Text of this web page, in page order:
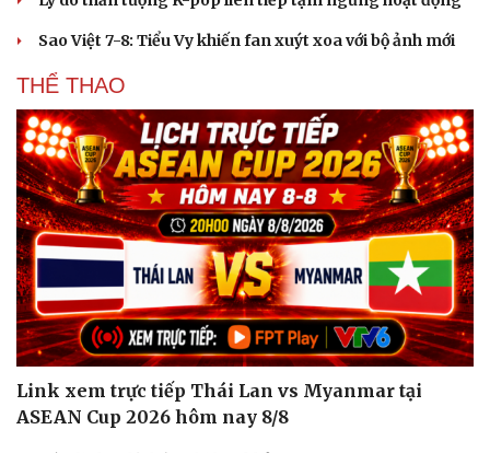
Tư vấn
check-in
Câu chuyện thời sự
Đọc truyện đêm khuya
Cửa sổ tình yêu
Sao Việt 7-8: Tiểu Vy khiến fan xuýt xoa với bộ ảnh mới
THỂ THAO
Link xem trực tiếp Thái Lan vs Myanmar tại
ASEAN Cup 2026 hôm nay 8/8